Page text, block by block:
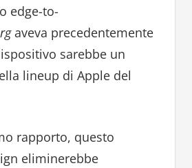
edge-to-
aveva precedentemente
sarebbe un
lineup di Apple del
rapporto, questo
eliminerebbe